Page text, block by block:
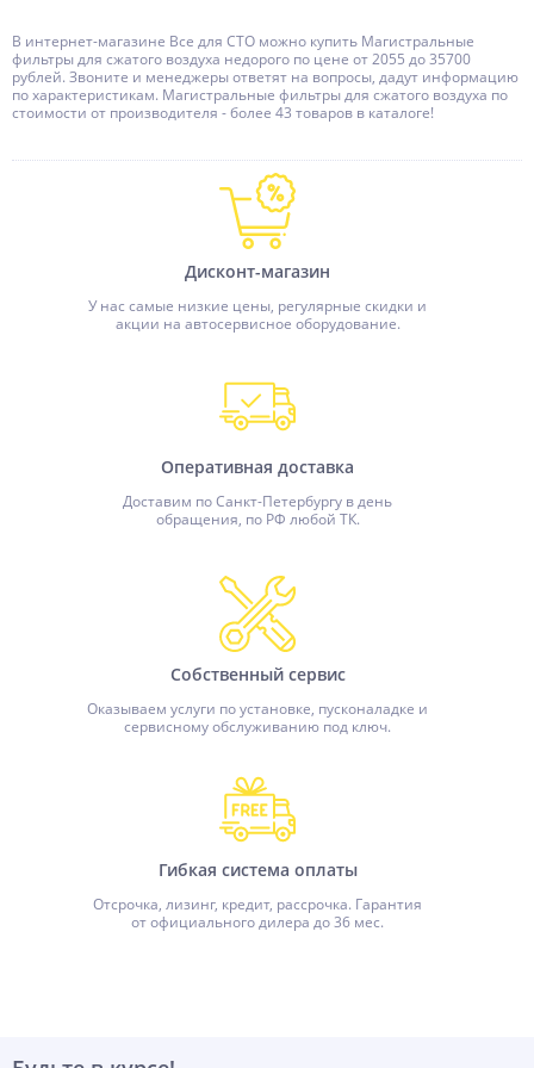
В интернет-магазине Все для СТО можно купить Магистральные
фильтры для сжатого воздуха недорого по цене от 2055 до 35700
рублей. Звоните и менеджеры ответят на вопросы, дадут информацию
по характеристикам. Магистральные фильтры для сжатого воздуха по
стоимости от производителя - более 43 товаров в каталоге!
Дисконт-магазин
У нас самые низкие цены, регулярные скидки и
акции на автосервисное оборудование.
Оперативная доставка
Доставим по Санкт-Петербургу в день
обращения, по РФ любой ТК.
Собственный сервис
Оказываем услуги по установке, пусконаладке и
сервисному обслуживанию под ключ.
Гибкая система оплаты
Отсрочка, лизинг, кредит, рассрочка. Гарантия
от официального дилера до 36 мес.